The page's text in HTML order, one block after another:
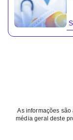
As informações
média geral deste